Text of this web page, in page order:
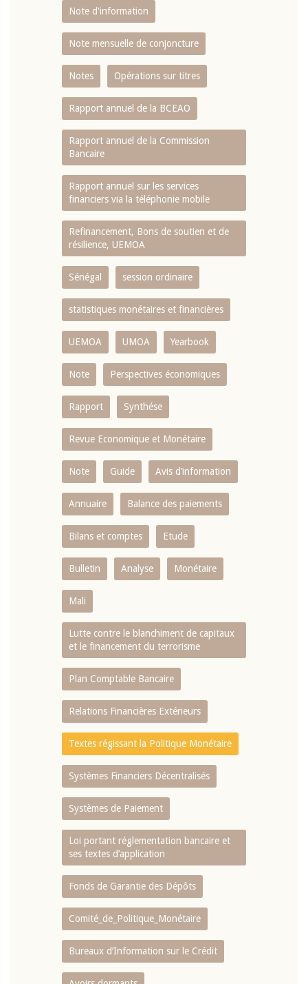
Note d'information
Note mensuelle de conjoncture
Notes Opérations sur titres
Rapport annuel de la BCEAO
Rapport annuel de la Commission
Bancaire
Rapport annuel sur les services
financiers via la téléphonie mobile
Refinancement, Bons de soutien et de
résilience, UEMOA
Sénégal session ordinaire
statistiques monétaires et financières
UEMOA UMOA Yearbook
Note Perspectives économiques
Rapport Synthése
Revue Economique et Monétaire
Note Guide Avis d’information
Annuaire Balance des paiements
Bilans et comptes Etude
Bulletin Analyse Monétaire
Mali
Lutte contre le blanchiment de capitaux
et le financement du terrorisme
Plan Comptable Bancaire
Relations Financières Extérieurs
Textes régissant la Politique Monétaire
Systèmes Financiers Décentralisés
Systèmes de Paiement
Loi portant réglementation bancaire et
ses textes d’application
Fonds de Garantie des Dépôts
Comité_de_Politique_Monétaire
Bureaux d’Information sur le Crédit